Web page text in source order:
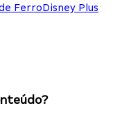
FerroDisney Plus